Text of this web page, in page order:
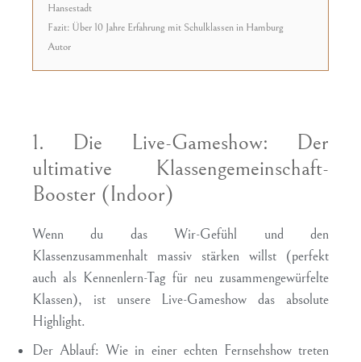
Hansestadt
Fazit: Über 10 Jahre Erfahrung mit Schulklassen in Hamburg
Autor
1. Die Live-Gameshow: Der
ultimative Klassengemeinschaft-
Booster (Indoor)
Wenn du das Wir-Gefühl und den
Klassenzusammenhalt massiv stärken willst (perfekt
auch als Kennenlern-Tag für neu zusammengewürfelte
Klassen), ist unsere Live-Gameshow das absolute
Highlight.
Der Ablauf: Wie in einer echten Fernsehshow treten